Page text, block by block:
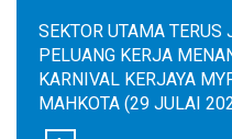
SEKTOR UTAMA
PELUANG KERJA
KARNIVAL KERJAYA
MAHKOTA (29 JULAI